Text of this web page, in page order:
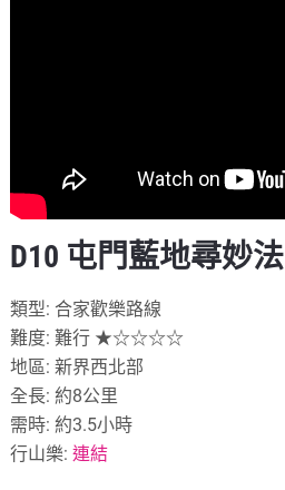
D10 屯門藍地尋妙法
類型: 合家歡樂路線
難度: 難行 ★☆☆☆☆
地區: 新界西北部
全長: 約8公里
需時: 約3.5小時
行山樂:連結